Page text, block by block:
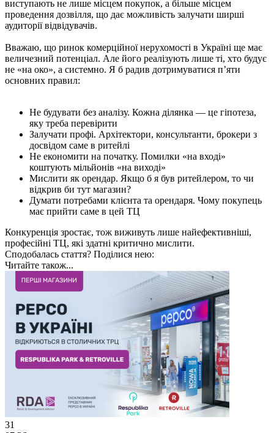
виступають не лише місцем покупок, а більше місцем
проведення дозвілля, що дає можливість залучати ширші
аудиторії відвідувачів.
Вважаю, що ринок комерційної нерухомості в Україні ще має
величезний потенціал. Але його реалізують лише ті, хто будує
не «на око», а системно. Я б радив дотримуватися п’яти
основних правил:
Не будувати без аналізу. Кожна ділянка — це гіпотеза,
яку треба перевірити
Залучати профі. Архітектори, консультанти, брокери з
досвідом саме в ритейлі
Не економити на початку. Помилки «на вході»
коштують мільйонів «на виході»
Мислити як орендар. Якщо б я був ритейлером, то чи
відкрив би тут магазин?
Думати потребами клієнта та орендаря. Чому покупець
має прийти саме в цей ТЦ
Конкуренція зростає, тож виживуть лише найефективніші,
професійні ТЦ, які здатні критично мислити.
Сподобалась стаття? Поділися нею:
Читайте також...
31